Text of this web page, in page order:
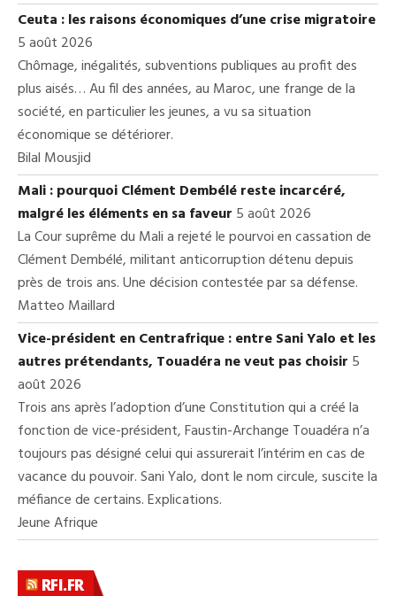
Ceuta : les raisons économiques d’une crise migratoire
5 août 2026
Chômage, inégalités, subventions publiques au profit des
plus aisés… Au fil des années, au Maroc, une frange de la
société, en particulier les jeunes, a vu sa situation
économique se détériorer.
Bilal Mousjid
Mali : pourquoi Clément Dembélé reste incarcéré,
malgré les éléments en sa faveur 5 août 2026
La Cour suprême du Mali a rejeté le pourvoi en cassation de
Clément Dembélé, militant anticorruption détenu depuis
près de trois ans. Une décision contestée par sa défense.
Matteo Maillard
Vice-président en Centrafrique : entre Sani Yalo et les
autres prétendants, Touadéra ne veut pas choisir 5
août 2026
Trois ans après l’adoption d’une Constitution qui a créé la
fonction de vice-président, Faustin-Archange Touadéra n’a
toujours pas désigné celui qui assurerait l’intérim en cas de
vacance du pouvoir. Sani Yalo, dont le nom circule, suscite la
méfiance de certains. Explications.
Jeune Afrique
RFI.FR